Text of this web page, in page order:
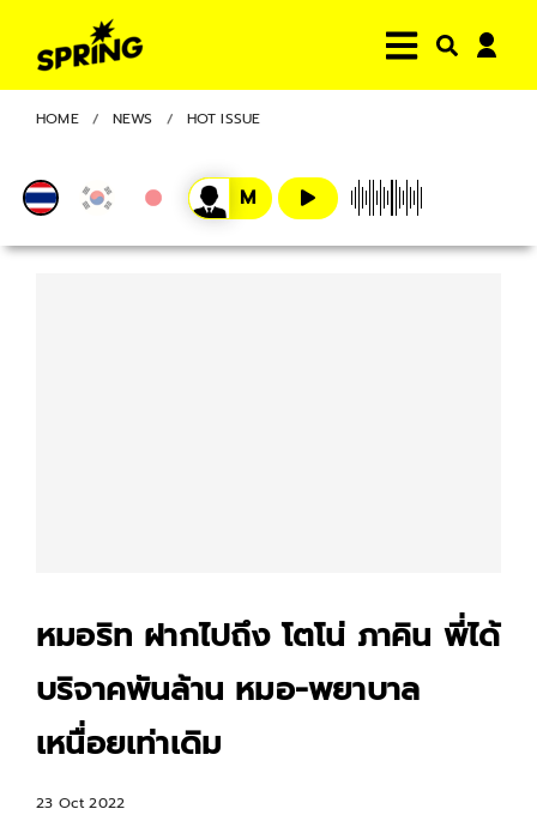
HOME NEWS HOT ISSUE
หมอริท ฝากไปถึง โตโน่ ภาคิน พี่ได้
บริจาคพันล้าน หมอ-พยาบาล
เหนื่อยเท่าเดิม
23 Oct 2022